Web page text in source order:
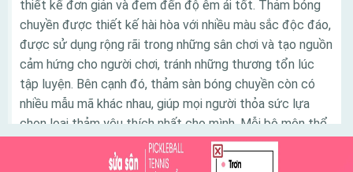
thiết kế đơn giản và đem đến độ êm ái tốt. Thảm bóng
chuyền được thiết kế hài hòa với nhiều màu sắc độc đáo,
được sử dụng rộng rãi trong những sân chơi và tạo nguồn
cảm hứng cho người chơi, tránh những thương tổn lúc
tập luyện. Bên cạnh đó, thảm sàn bóng chuyền còn có
nhiều mẫu mã khác nhau, giúp mọi người thỏa sức lựa
chọn loại thảm yêu thích nhất cho mình. Mỗi bộ môn thể
thao đem đến các lợi ích khác nhau cho người chơi.
Trong đó, bóng chuyền là bộ môn lý tưởng tạo nên dấu